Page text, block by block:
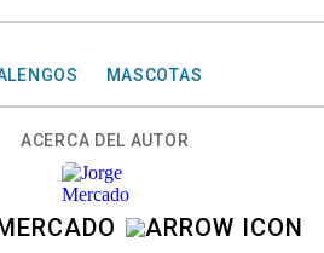
MASCOTAS
ACERCA DEL AUTOR